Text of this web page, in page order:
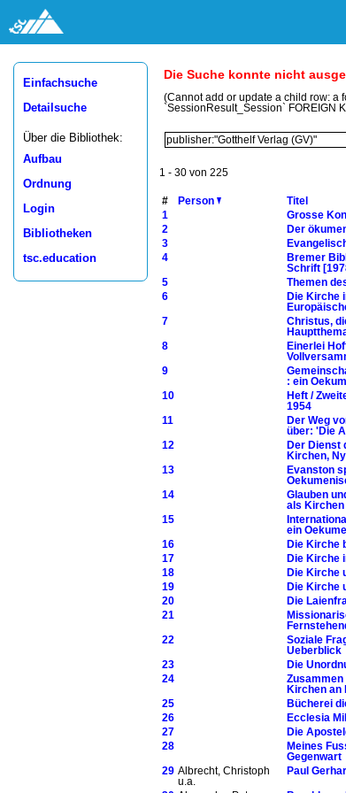
Einfachsuche
Detailsuche
Über die Bibliothek:
Aufbau
Ordnung
Login
Bibliotheken
tsc.education
Die Suche konnte nicht
(Cannot add or update a child row: a
`SessionResult_Session` FOREIGN
1 - 30 von 225
# Person Titel
1
Grosse
2
Der
3
4
Bremer
Schrift
5
Themen
6
Die Kirche
7
Christus,
8
Einerlei
9
: ein
10
Heft /
1954
11
Der Weg
über: 'Die
12
Der Dienst
Kirchen,
13
Evanston
14
Glauben
als
15
ein
16 Die Kirche
17
Die Kirche
18
Die Kirche
19
Die Kirche
20
Die
21
22
Soziale
Ueberblick
23 Die
24
Zusammen
Kirchen an
25 Bücherei
26
Ecclesia
27
Die
28
Meines
Gegenwart
29 Albrecht, Christoph
u.a.
Paul